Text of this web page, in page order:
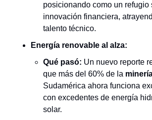
posicionando como un refugio
innovación financiera,
talento técnico.
Energía renovable al alza:
Qué pasó: Un nuevo reporte
que más del 60% de la
Sudamérica ahora funciona
con excedentes de energía
solar.